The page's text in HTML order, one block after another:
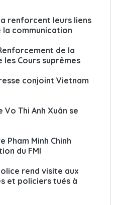
renforcent leurs liens
la communication
de la
Cours suprêmes
conjoint Vietnam
Thi Anh Xuân se
Pham Minh Chinh
du FMI
rend visite aux
et policiers tués à